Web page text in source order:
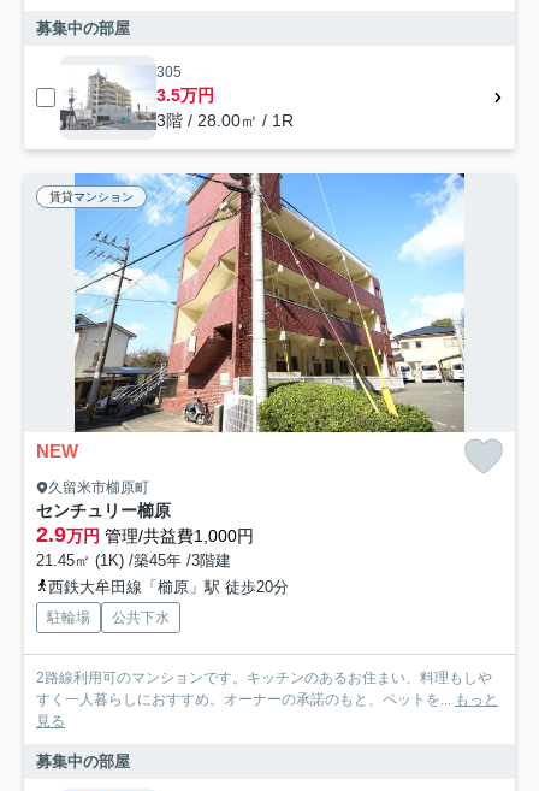
募集中の部屋
305
3.5万円
3階 / 28.00㎡ / 1R
賃貸マンション
NEW
久留米市櫛原町
センチュリー櫛原
2.9万円 管理/共益費1,000円
21.45㎡ (1K) /築45年 /3階建
西鉄大牟田線「櫛原」駅 徒歩20分
駐輪場 公共下水
2路線利用可のマンションです。キッチンのあるお住まい、料理もしや
すく一人暮らしにおすすめ。オーナーの承諾のもと、ペットを... もっと
見る
募集中の部屋